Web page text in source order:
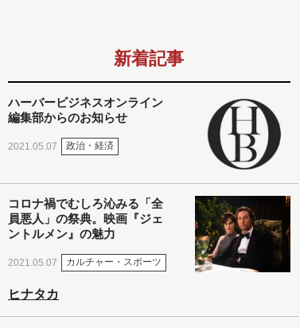
新着記事
ハーバービジネスオンライン
編集部からのお知らせ
2021.05.07 政治・経済
コロナ禍でむしろ沁みる「全
員悪人」の祭典。映画『ジェ
ントルメン』の魅力
2021.05.07 カルチャー・スポーツ
ヒナタカ